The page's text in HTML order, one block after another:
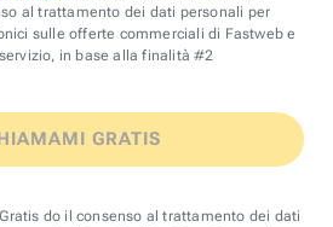
al trattamento dei dati personali per
sulle offerte commerciali di Fastweb e
in base alla finalità #2
GRATIS
do il consenso al trattamento dei dati